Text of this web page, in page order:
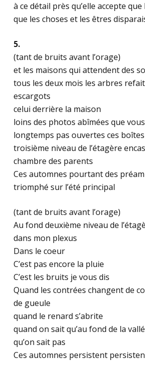
à ce détail près qu’elle accepte
que les choses et les êtres
5.
(tant de bruits avant l’orage)
et les maisons qui attendent des
tous les deux mois les arbres
escargots
celui derrière la maison
loins des photos abîmées que
longtemps pas ouvertes ces boîtes
troisième niveau de l’étagère
chambre des parents
Ces automnes pourtant des
triomphé sur l’été principal
(tant de bruits avant l’orage)
Au fond deuxième niveau de
dans mon plexus
Dans le coeur
C’est pas encore la pluie
C’est les bruits je vous dis
Quand les contrées changent de
de gueule
quand le renard s’abrite
quand on sait qu’au fond de la
qu’on sait pas
Ces automnes persistent